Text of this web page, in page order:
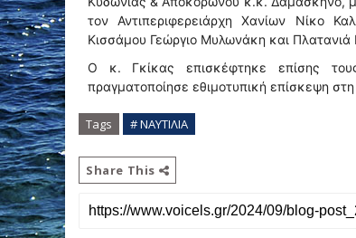
τον Αντιπεριφερειάρχη Χανίων Νίκο
Κισσάμου Γεώργιο Μυλωνάκη και
Ο κ. Γκίκας επισκέφτηκε επίσης
πραγματοποίησε εθιμοτυπική επίσκεψη
Tags # ΝΑΥΤΙΛΙΑ
Share This